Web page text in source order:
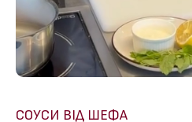
СОУСИ ВІД ШЕФА